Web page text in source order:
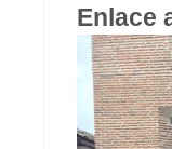
Enlace